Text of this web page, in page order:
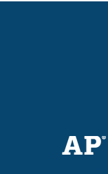
Bronze at SIMOC